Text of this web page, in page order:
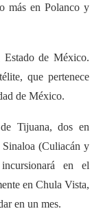
más en Polanco y
Estado de México.
que pertenece
de México.
Tijuana, dos en
Sinaloa (Culiacán y
en el
en Chula Vista,
en un mes.